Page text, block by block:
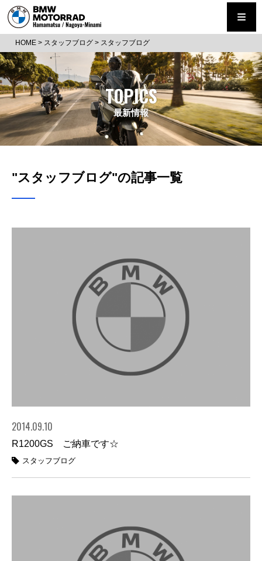
HOME > スタッフブログ > スタッフブログ
TOPICS
最新情報
"スタッフブログ"の記事一覧
2014.09.10
R1200GS ご納車です☆
スタッフブログ